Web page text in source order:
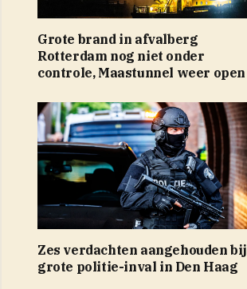
Grote brand in afvalberg
Rotterdam nog niet onder
controle, Maastunnel weer open
Zes verdachten aangehouden bij
grote politie-inval in Den Haag